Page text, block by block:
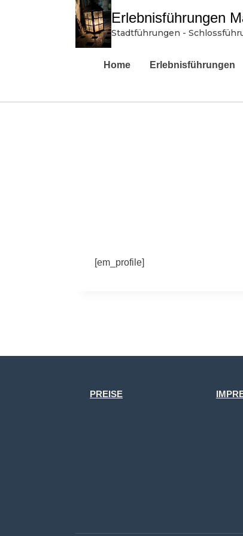
Erlebnisführungen
Stadtführungen -
Home Erlebnisführungen
[em_profile]
PREISE